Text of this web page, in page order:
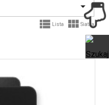

 Lista  Siatka